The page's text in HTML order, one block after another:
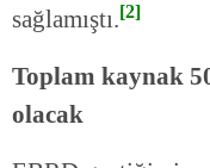
sağlamıştı.[2]
Toplam kaynak
olacak